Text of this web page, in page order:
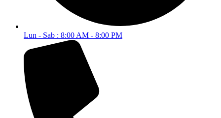
Lun - Sab : 8:00 AM - 8:00 PM